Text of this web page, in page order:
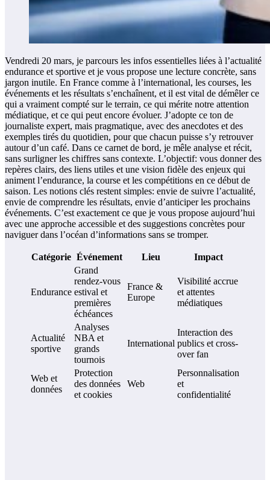
Vendredi 20 mars, je parcours les infos essentielles liées à l’actualité
endurance et sportive et je vous propose une lecture concrète, sans
jargon inutile. En France comme à l’international, les courses, les
événements et les résultats s’enchaînent, et il est vital de démêler ce
qui a vraiment compté sur le terrain, ce qui mérite notre attention
médiatique, et ce qui peut encore évoluer. J’adopte ce ton de
journaliste expert, mais pragmatique, avec des anecdotes et des
exemples tirés du quotidien, pour que chacun puisse s’y retrouver
autour d’un café. Dans ce carnet de bord, je mêle analyse et récit,
sans surligner les chiffres sans contexte. L’objectif: vous donner des
repères clairs, des liens utiles et une vision fidèle des enjeux qui
animent l’endurance, la course et les compétitions en ce début de
saison. Les notions clés restent simples: envie de suivre l’actualité,
envie de comprendre les résultats, envie d’anticiper les prochains
événements. C’est exactement ce que je vous propose aujourd’hui
avec une approche accessible et des suggestions concrètes pour
naviguer dans l’océan d’informations sans se tromper.
Catégorie Événement Lieu Impact
Endurance
Grand
rendez-vous
estival et
premières
échéances
France &
Europe
Visibilité accrue
et attentes
médiatiques
Actualité
sportive
Analyses
NBA et
grands
tournois
International
Interaction des
publics et cross-
over fan
Web et
données
Protection
des données
et cookies
Web
Personnalisation
et
confidentialité